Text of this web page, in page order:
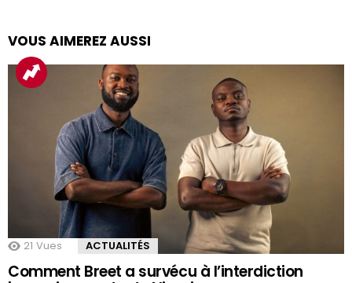
VOUS AIMEREZ AUSSI
21 Vues ACTUALITÉS
Comment Breet a survécu à l’interdiction